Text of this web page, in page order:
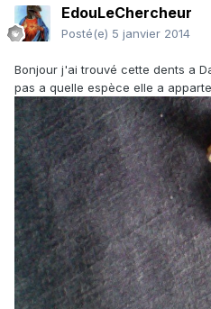
EdouLeChercheur
Posté(e) 5 janvier 2014
Bonjour j'ai trouvé cette dents a
pas a quelle espèce elle a